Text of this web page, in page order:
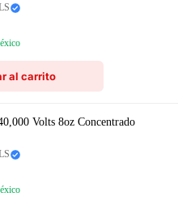
al carrito
Volts 8oz Concentrado